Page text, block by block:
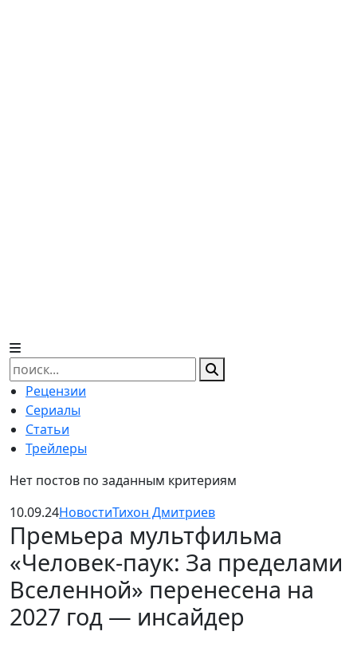
Найти:
Рецензии
Сериалы
Статьи
Трейлеры
Нет постов по заданным критериям
10.09.24НовостиТихон Дмитриев
Премьера мультфильма
«Человек-паук: За пределами
Вселенной» перенесена на
2027 год — инсайдер